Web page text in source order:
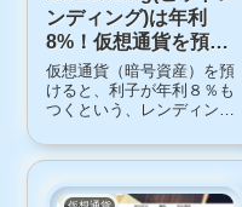
ンディング)は年利
8%！仮想通貨を預け
て増やせるのは怪し
い？評判は？
仮想通貨（暗号資産）を預
けると、利子が年利８％も
つくという、レンディング
ついてまとめてみます。レ
Lending(ビットレンディン